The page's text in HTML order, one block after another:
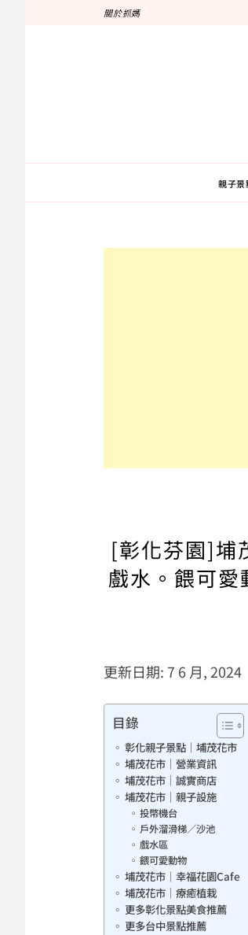
關於抓媽
親子
[彰化芬園]埔
戲水。餵可
更新日期: 7 6 月, 2024
目錄
彰化親子景點｜埔茂花市
埔茂花市｜營業資訊
埔茂花市｜誠實商店
埔茂花市｜親子設施
投幣機台
戶外溜滑梯／沙池
戲水區
餵可愛動物
埔茂花市｜幸福花園Cafe
埔茂花市｜療癒植栽
更多彰化景點美食推薦
更多台中景點推薦